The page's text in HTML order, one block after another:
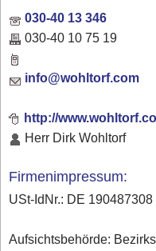
030-40 13 346
030-40 10 75 19
info@wohltorf.com
http://
Herr Dirk Wohltorf
Firmenimpressum:
USt-IdNr.: DE 190487308
Aufsichtsbehörde: